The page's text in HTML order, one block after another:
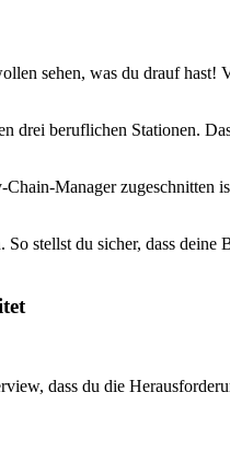
sehen, was du drauf
drei beruflichen Stationen.
Manager
stellst du sicher, dass
dass du die